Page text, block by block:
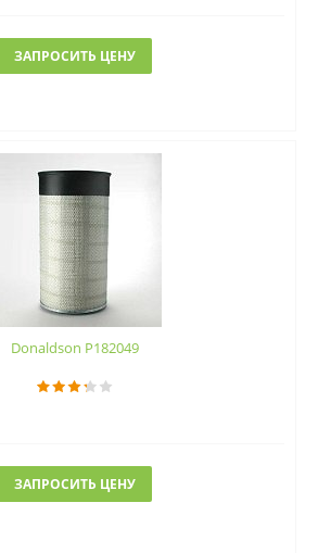
ЗАПРОСИТЬ ЦЕНУ
Donaldson P182049
ЗАПРОСИТЬ ЦЕНУ